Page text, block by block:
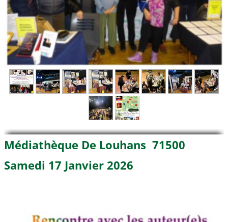
Médiathèque De Louhans 71500
Samedi 17 Janvier 2026